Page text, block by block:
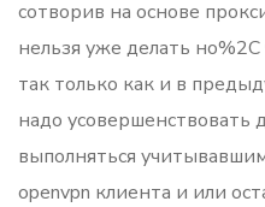
сотворив на основе
нельзя уже делать
так только как и в
надо усовершенствовать
выполняться
openvpn клиента и или